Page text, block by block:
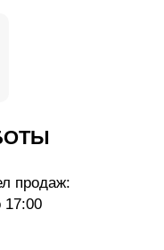
продаж: